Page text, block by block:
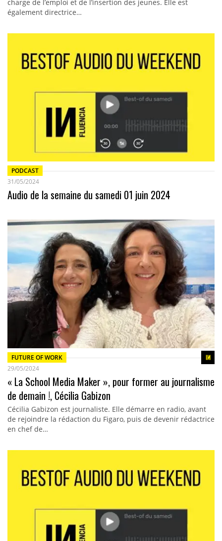
charge de l’emploi et de l’insertion des jeunes. Elle est
également directrice…
PODCAST
31/05/2024
Audio de la semaine du samedi 01 juin 2024
FUTURE OF WORK
29/05/2024
« La School Media Maker », pour former au journalisme
de demain !, Cécilia Gabizon
Cécilia Gabizon est journaliste. Elle démarre en radio, avant
de rejoindre la rédaction du Figaro, puis de devenir rédactrice
en chef de…